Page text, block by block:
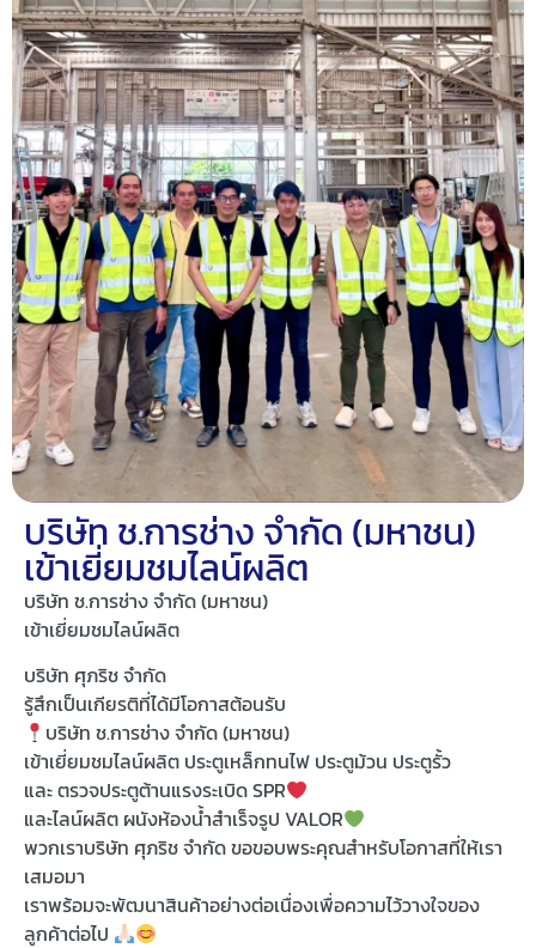
บริษัท ช.การช่าง จำกัด (มหาชน)
เข้าเยี่ยมชมไลน์ผลิต
บริษัท ช.การช่าง จำกัด (มหาชน)
เข้าเยี่ยมชมไลน์ผลิต
บริษัท ศุภริช จำกัด
รู้สึกเป็นเกียรติที่ได้มีโอกาสต้อนรับ
บริษัท ช.การช่าง จำกัด (มหาชน)
เข้าเยี่ยมชมไลน์ผลิต ประตูเหล็กทนไฟ ประตูม้วน ประตูรั้ว
และ ตรวจประตูต้านแรงระเบิด SPR
และไลน์ผลิต ผนังห้องน้ำสำเร็จรูป VALOR
พวกเราบริษัท ศุภริช จำกัด ขอขอบพระคุณสำหรับโอกาสที่ให้เรา
เสมอมา
เราพร้อมจะพัฒนาสินค้าอย่างต่อเนื่องเพื่อความไว้วางใจของ
ลูกค้าต่อไป